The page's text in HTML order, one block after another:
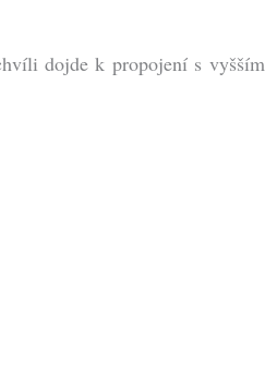
dojde k propojení s vyšším